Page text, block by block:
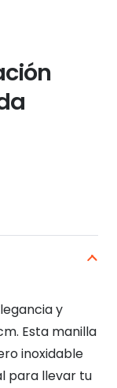
y
Esta manilla
inoxidable
para llevar tu